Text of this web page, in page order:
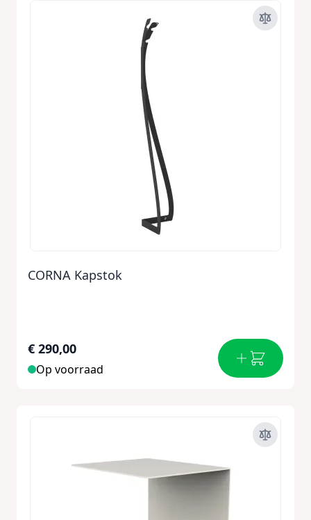
CORNA Kapstok
€ 290,00
Op voorraad